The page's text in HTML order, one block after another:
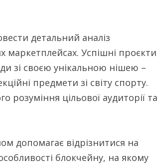
детальний аналіз
маркетплейсах. Успішні проєкти
зі своєю унікальною нішею –
предмети зі світу спорту.
розуміння цільової аудиторії та
допомагає відрізнитися на
блокчейну, на якому